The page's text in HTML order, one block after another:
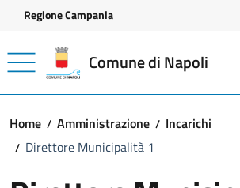
Vai ai contenuti
Vai al footer
Regione Campania
Comune di Napoli
Home Amministrazione
Incarichi
Direttore Municipalità 1